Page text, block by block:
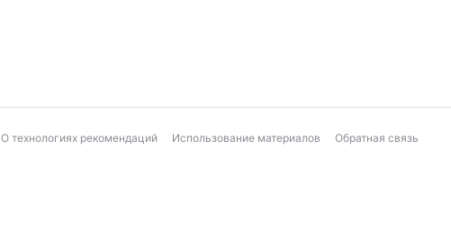
О технологиях рекомендаций Использование материалов Обратная связь